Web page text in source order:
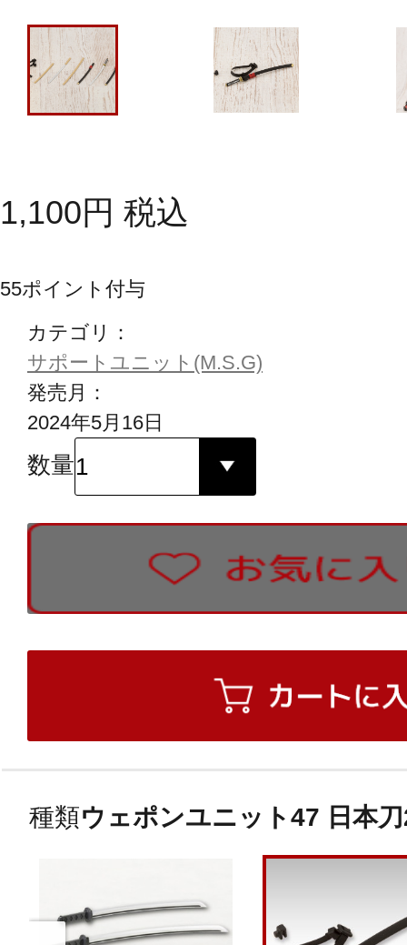
1,100円 税込
55ポイント付与
カテゴリ：
サポートユニット(M.S.G)
発売月：
2024年5月16日
数量
種類ウェポンユニット47 日本